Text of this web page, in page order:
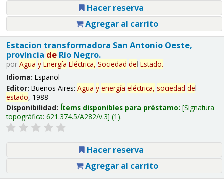
Hacer reserva
Agregar al carrito
Estacion transformadora San Antonio Oeste,
provincia deRío Negro.
por Agua y Energía Eléctrica, Sociedad del Estado.
Idioma: Español
Editor: Buenos Aires: Agua y energía eléctrica, sociedad del
estado, 1988
Disponibilidad: Ítems disponibles para préstamo: Signatura
topográfica: 621.374.5/A282/v.3 (1).
Hacer reserva
Agregar al carrito